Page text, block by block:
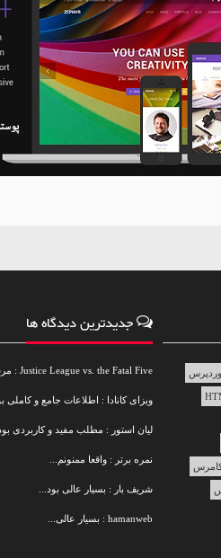
جدیدترین دیدگاه ها
Justice League vs. the Fatal Five : مرسی عالی بود استاد...
ویزای کانادا : اطلاعات جامع و کاملی
لیان استور : مطلب مفید و کاربردی
نمره برتر : واقعا ممنونم...
شریف بار : بسیار عالی بود...
hamanweb : بسیار عالی...